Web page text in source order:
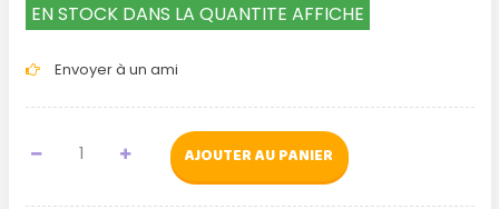
EN STOCK DANS LA QUANTITE AFFICHE
Envoyer à un ami
AJOUTER AU PANIER